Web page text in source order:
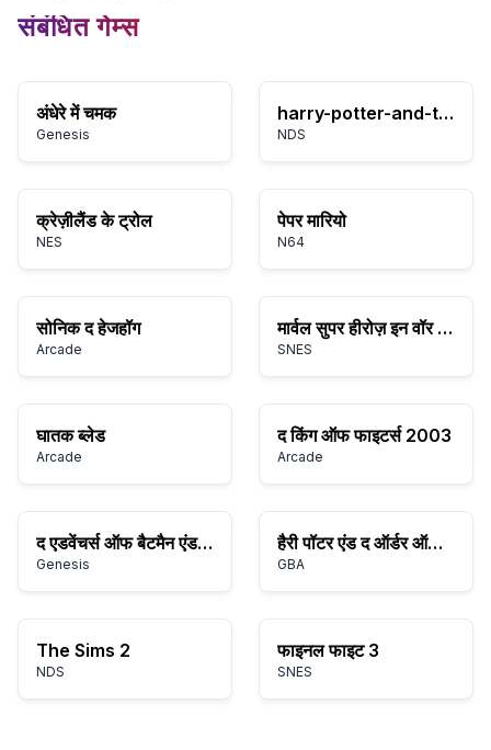
संबंधित गेम्स
अंधेरे में चमक
Genesis
harry-potter-and-the-deathly-hallows-part-1
NDS
क्रेज़ीलैंड के ट्रोल
NES
पेपर मारियो
N64
सोनिक द हेजहॉग
Arcade
मार्वल सुपर हीरोज़ इन वॉर ऑफ़ द जेम्स
SNES
घातक ब्लेड
Arcade
द किंग ऑफ फाइटर्स 2003
Arcade
द एडवेंचर्स ऑफ बैटमैन एंड रॉबिन
Genesis
हैरी पॉटर एंड द ऑर्डर ऑफ़ द फीनिक्स
GBA
The Sims 2
NDS
फाइनल फाइट 3
SNES